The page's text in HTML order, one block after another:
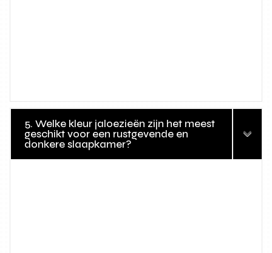
5. Welke kleur jaloezieën zijn het meest
geschikt voor een rustgevende en
donkere slaapkamer?